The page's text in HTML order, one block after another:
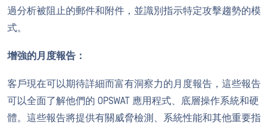
過分析被阻止的郵件和附件，並識別指示特定攻擊趨勢的模
式。
增強的月度報告：
客戶現在可以期待詳細而富有洞察力的月度報告，這些報告
可以全面了解他們的 OPSWAT 應用程式、底層操作系統和硬
體。這些報告將提供有關威脅檢測、系統性能和其他重要指